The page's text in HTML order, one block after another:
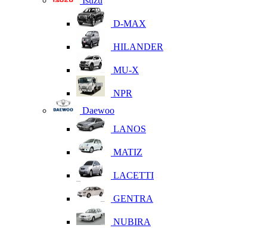
D-MAX
HILANDER
MU-X
NPR
Daewoo
LANOS
MATIZ
LACETTI
GENTRA
NUBIRA